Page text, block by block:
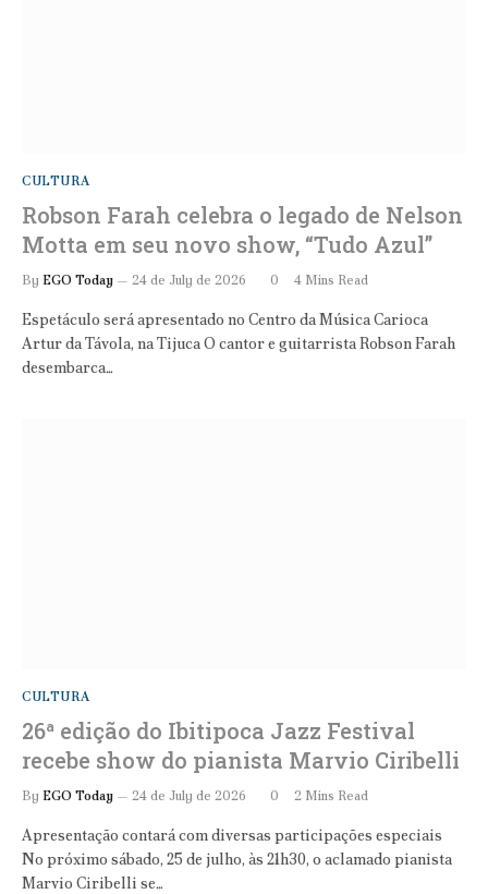
CULTURA
Robson Farah celebra o legado de Nelson
Motta em seu novo show, “Tudo Azul”
By EGO Today 24 de July de 2026 0 4 Mins Read
Espetáculo será apresentado no Centro da Música Carioca
Artur da Távola, na Tijuca O cantor e guitarrista Robson Farah
desembarca…
CULTURA
26ª edição do Ibitipoca Jazz Festival
recebe show do pianista Marvio Ciribelli
By EGO Today 24 de July de 2026 0 2 Mins Read
Apresentação contará com diversas participações especiais
No próximo sábado, 25 de julho, às 21h30, o aclamado pianista
Marvio Ciribelli se…